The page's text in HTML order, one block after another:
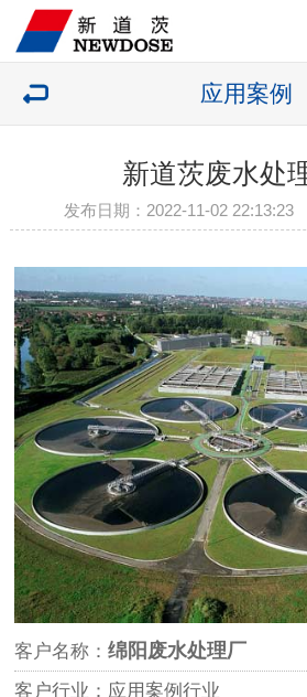
应用案例
新道茨废水处
发布日期：2022-11-02
客户名称：绵阳废水处理厂
客户行业：应用案例行业